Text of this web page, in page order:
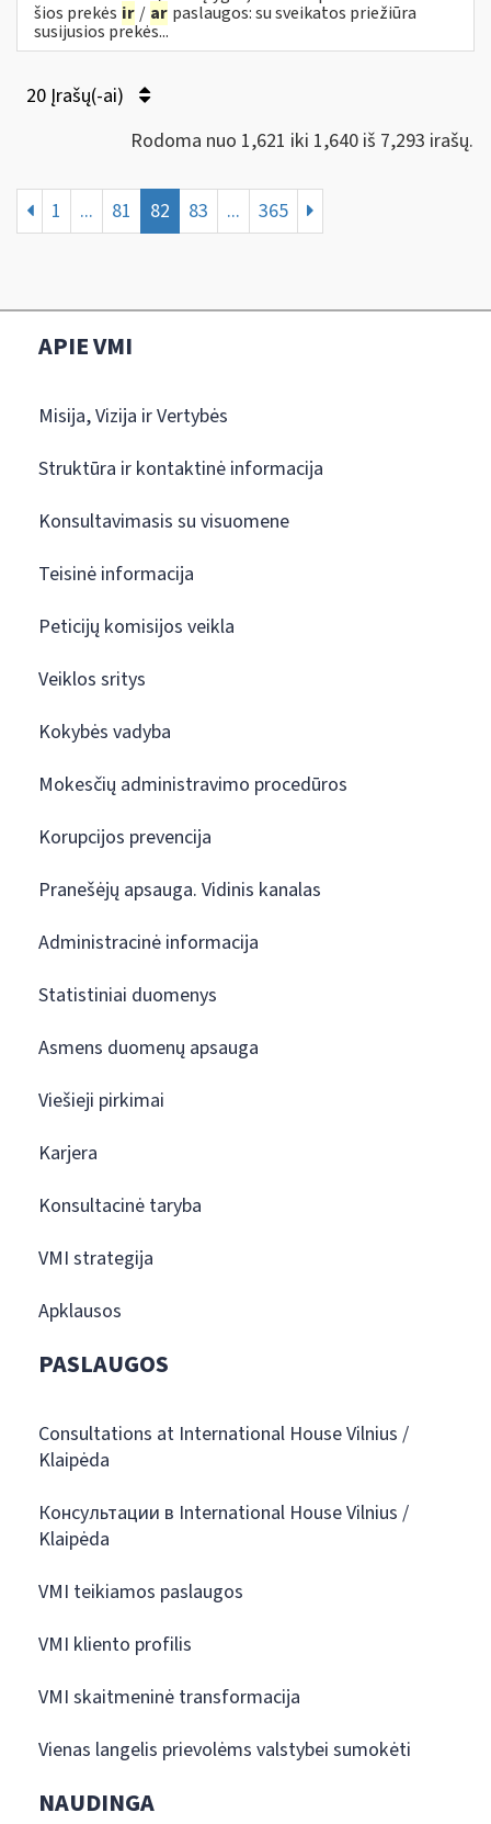
šios prekės ir / ar paslaugos: su sveikatos priežiūra
susijusios prekės...
20 Įrašų(-ai)
Rodoma nuo 1,621 iki 1,640 iš 7,293 irašų.
1 ... 81 82 83 ... 365
APIE VMI
Misija, Vizija ir Vertybės
Struktūra ir kontaktinė informacija
Konsultavimasis su visuomene
Teisinė informacija
Peticijų komisijos veikla
Veiklos sritys
Kokybės vadyba
Mokesčių administravimo procedūros
Korupcijos prevencija
Pranešėjų apsauga. Vidinis kanalas
Administracinė informacija
Statistiniai duomenys
Asmens duomenų apsauga
Viešieji pirkimai
Karjera
Konsultacinė taryba
VMI strategija
Apklausos
PASLAUGOS
Consultations at International House Vilnius /
Klaipėda
Консультации в International House Vilnius /
Klaipėda
VMI teikiamos paslaugos
VMI kliento profilis
VMI skaitmeninė transformacija
Vienas langelis prievolėms valstybei sumokėti
NAUDINGA